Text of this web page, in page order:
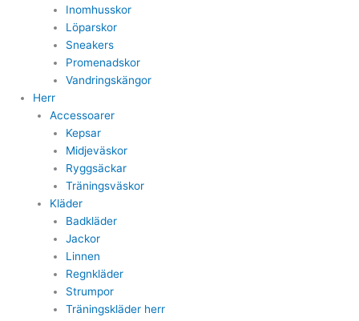
Inomhusskor
Löparskor
Sneakers
Promenadskor
Vandringskängor
Herr
Accessoarer
Kepsar
Midjeväskor
Ryggsäckar
Träningsväskor
Kläder
Badkläder
Jackor
Linnen
Regnkläder
Strumpor
Träningskläder herr